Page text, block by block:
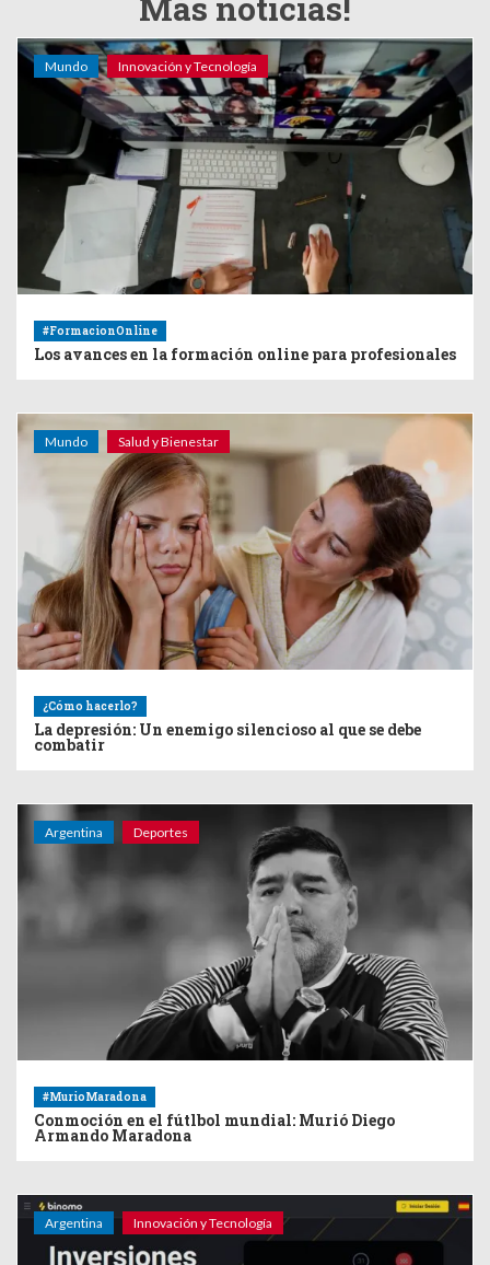
Mundo Innovación y Tecnología
#FormacionOnline
Los avances en la formación online para profesionales
Mundo Salud y Bienestar
¿Cómo hacerlo?
La depresión: Un enemigo silencioso al que se debe
combatir
Argentina Deportes
#MurioMaradona
Conmoción en el fútlbol mundial: Murió Diego
Armando Maradona
Argentina Innovación y Tecnología